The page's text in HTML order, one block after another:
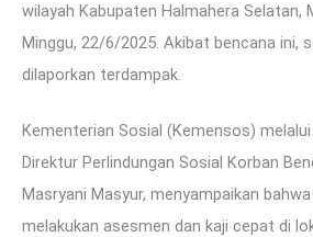
wilayah Kabupaten Halmahera Selatan,
Minggu, 22/6/2025. Akibat bencana ini,
dilaporkan terdampak.
Kementerian Sosial (Kemensos)
Direktur Perlindungan Sosial Korban
Masryani Masyur, menyampaikan
melakukan asesmen dan kaji cepat di